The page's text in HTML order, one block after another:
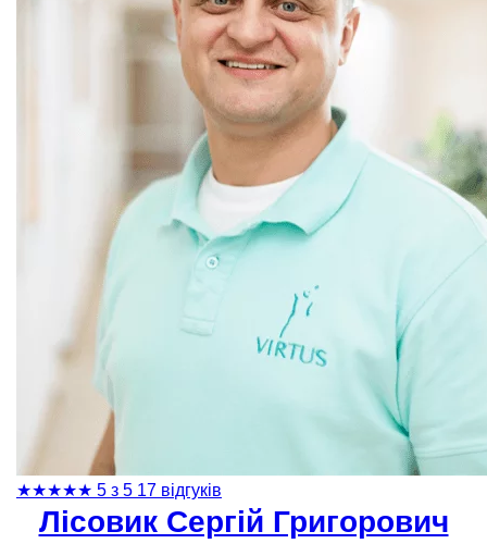
★★★★★ 5 з 5 17 відгуків
Лісовик Сергій Григорович